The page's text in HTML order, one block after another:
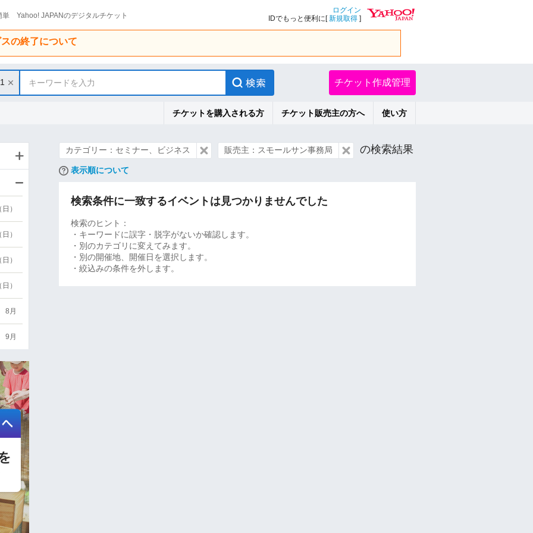
単 Yahoo! JAPANのデジタルチケット
ログイン
IDでもっと便利に[新規取得 ]
の終了について
キーワードを入力 チケット作成管理
チケットを購入される方 チケット販売主の方へ 使い方
カテゴリー：セミナー、ビジネス 販売主：スモールサン事務局 の検索結果
表示順について
検索条件に一致するイベントは見つかりませんでした
検索のヒント：
・キーワードに誤字・脱字がないか確認します。
・別のカテゴリに変えてみます。
・別の開催地、開催日を選択します。
・絞込みの条件を外します。
）
）
）
）
8月
9月